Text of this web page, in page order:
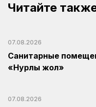
Читайте
07.08.2026
Санитарные
«Нурлы жол»
07.08.2026